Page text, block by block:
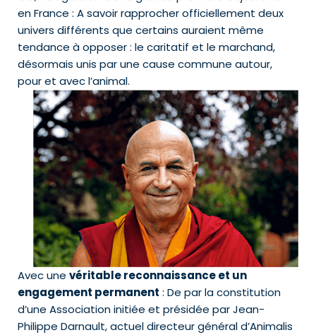
en France : A savoir rapprocher officiellement deux
univers différents que certains auraient même
tendance à opposer : le caritatif et le marchand,
désormais unis par une cause commune autour,
pour et avec l’animal.
Avec une véritable reconnaissance et un
engagement permanent : De par la constitution
d’une Association initiée et présidée par Jean-
Philippe Darnault, actuel directeur général d’Animalis